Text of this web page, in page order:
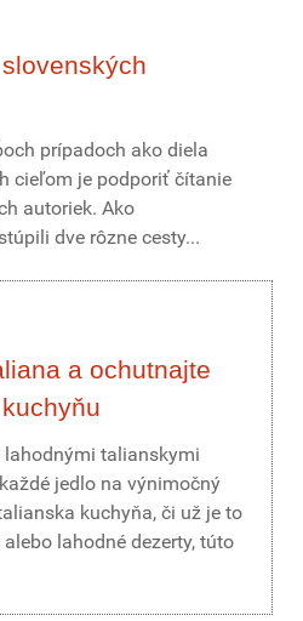
prípadoch ako diela
cieľom je podporiť čítanie
autoriek. Ako
dve rôzne cesty...
a ochutnajte
talianskymi
jedlo na výnimočný
kuchyňa, či už je to
lahodné dezerty, túto